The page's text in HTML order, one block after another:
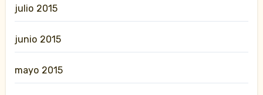
julio 2015
junio 2015
mayo 2015